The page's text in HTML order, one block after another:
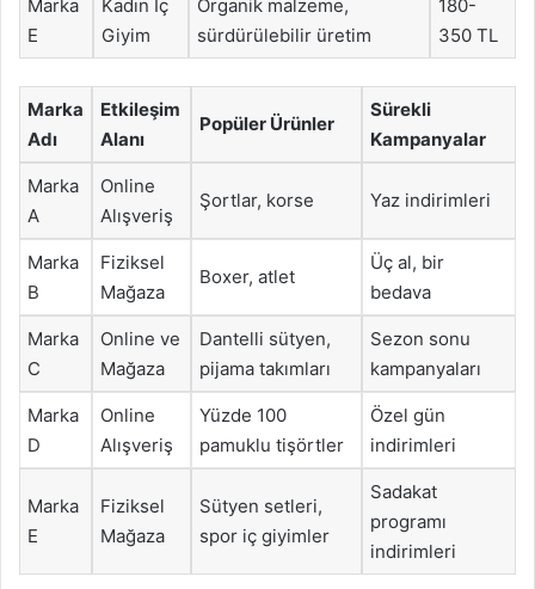
Marka
E
Kadın İç
Giyim
Organik malzeme,
sürdürülebilir üretim
180-
350 TL
Marka
Adı
Etkileşim
Alanı
Popüler Ürünler
Sürekli
Kampanyalar
Marka
A
Online
Alışveriş
Şortlar, korse Yaz indirimleri
Marka
B
Fiziksel
Mağaza
Boxer, atlet
Üç al, bir
bedava
Marka
C
Online ve
Mağaza
Dantelli sütyen,
pijama takımları
Sezon sonu
kampanyaları
Marka
D
Online
Alışveriş
Yüzde 100
pamuklu tişörtler
Özel gün
indirimleri
Marka
E
Fiziksel
Mağaza
Sütyen setleri,
spor iç giyimler
Sadakat
programı
indirimleri